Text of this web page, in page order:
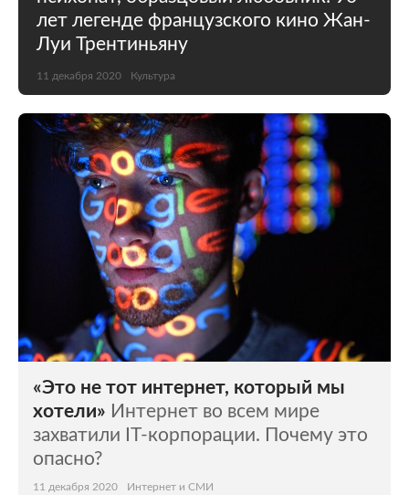
лет легенде французского кино Жан-
Луи Трентиньяну
11 декабря 2020 Культура
«Это не тот интернет, который мы
хотели» Интернет во всем мире
захватили IT-корпорации. Почему это
опасно?
11 декабря 2020 Интернет и СМИ